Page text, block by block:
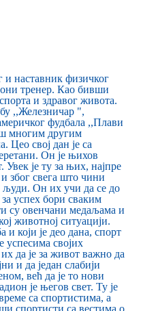
и наставник физичког
тренер. Као бивши
и здравог живота.
,,Железничар ",
фудбала ,,Плави
многим другим
Цео свој дан је са
Он је њихов
Увек је ту за њих, најпре
због свега што чини
људи. Он их учи да се до
успех бори сваким
су овенчани медаљама и
животној ситуацији.
и који је део дана, спорт
успесима својих
да је за живот важно да
и да један слабији
већ да је то нови
је његов свет. Ту је
са спортистима, а